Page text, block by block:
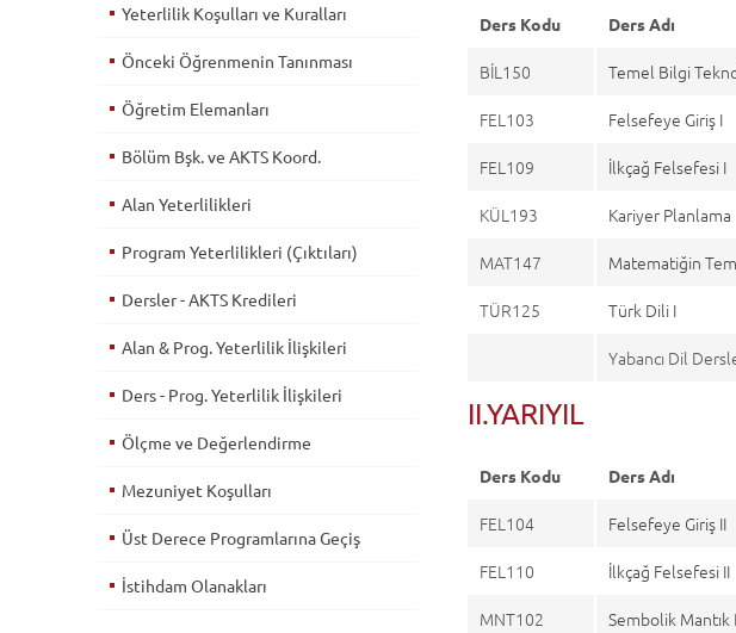
Ders Kodu Ders Adı
BİL150 Temel Bilgi
FEL103
Felsefeye Giriş I
FEL109
İlkçağ Felsefesi I
KÜL193
Kariyer Planlama
MAT147
Matematiğin
TÜR125
Türk Dili I
Yabancı Dil
II.YARIYIL
Ders Kodu Ders Adı
FEL104 Felsefeye Giriş II
FEL110
İlkçağ Felsefesi II
MNT102
Sembolik Mantık I
Yeterlilik Koşulları ve Kuralları
Önceki Öğrenmenin Tanınması
Öğretim Elemanları
Bölüm Bşk. ve AKTS Koord.
Alan Yeterlilikleri
Program Yeterlilikleri (Çıktıları)
Dersler - AKTS Kredileri
Alan & Prog. Yeterlilik İlişkileri
Ders - Prog. Yeterlilik İlişkileri
Ölçme ve Değerlendirme
Mezuniyet Koşulları
Üst Derece Programlarına Geçiş
İstihdam Olanakları